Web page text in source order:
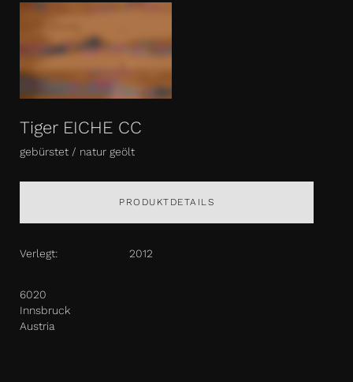
Tiger EICHE CC
gebürstet / natur geölt
PRODUKTDETAILS
Verlegt: 2012
6020
Innsbruck
Austria